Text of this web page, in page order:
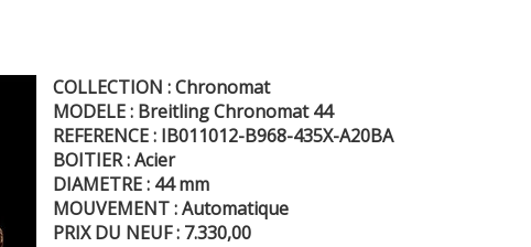
COLLECTION : Chronomat
MODELE : Breitling Chronomat 44
REFERENCE : IB011012-B968-435X-A20BA
BOITIER : Acier
DIAMETRE : 44 mm
MOUVEMENT : Automatique
PRIX DU NEUF : 7.330,00